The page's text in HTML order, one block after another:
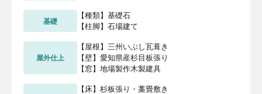
基礎
【種類】基礎石
【柱脚】石場建て
屋外仕上
【屋根】三州いぶし瓦葺き
【壁】愛知県産杉目板張り
【窓】地場製作木製建具
【床】杉板張り・藁畳敷き